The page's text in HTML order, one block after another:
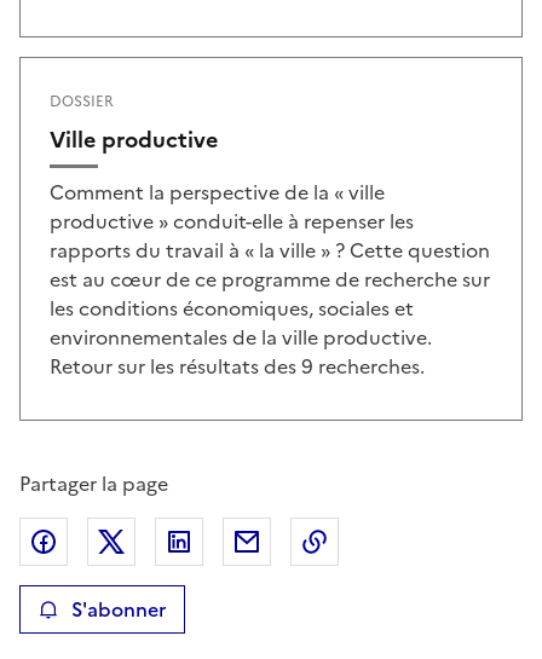
Ville productive
DOSSIER
Comment la perspective de la « ville
productive » conduit-elle à repenser les
rapports du travail à « la ville » ? Cette question
est au cœur de ce programme de recherche sur
les conditions économiques, sociales et
environnementales de la ville productive.
Retour sur les résultats des 9 recherches.
Partager la page
Partager sur Facebook
Partager sur XPartager sur LinkedIn
Partager par email
S'abonner